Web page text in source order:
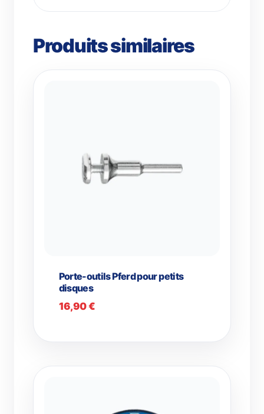
Produits similaires
Porte-outils Pferd pour petits
disques
16,90€